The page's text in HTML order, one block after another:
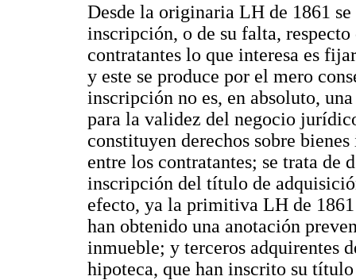
Desde la originaria LH de 1861
inscripción, o de su falta,
contratantes lo que interesa es
y este se produce por el mero
inscripción no es, en absoluto,
para la validez del negocio
constituyen derechos sobre
entre los contratantes; se trata de
inscripción del título de
efecto, ya la primitiva LH de
han obtenido una anotación
inmueble; y terceros adquirentes
hipoteca, que han inscrito su